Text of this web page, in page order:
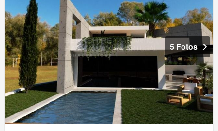
5 Fotos